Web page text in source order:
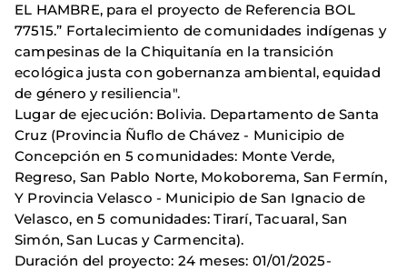
EL HAMBRE, para el proyecto de Referencia BOL
77515.” Fortalecimiento de comunidades indígenas y
campesinas de la Chiquitanía en la transición
ecológica justa con gobernanza ambiental, equidad
de género y resiliencia".
Lugar de ejecución: Bolivia. Departamento de Santa
Cruz (Provincia Ñuflo de Chávez - Municipio de
Concepción en 5 comunidades: Monte Verde,
Regreso, San Pablo Norte, Mokoborema, San Fermín,
Y Provincia Velasco - Municipio de San Ignacio de
Velasco, en 5 comunidades: Tirarí, Tacuaral, San
Simón, San Lucas y Carmencita).
Duración del proyecto: 24 meses: 01/01/2025-